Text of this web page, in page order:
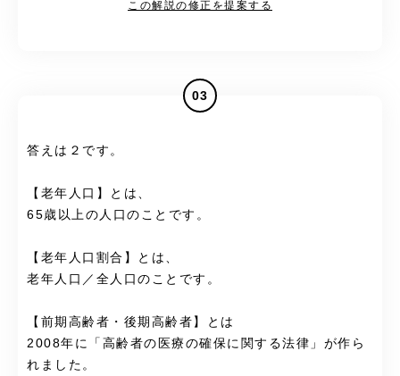
この解説の修正を提案する
03
答えは２です。
【老年人口】とは、
65歳以上の人口のことです。
【老年人口割合】とは、
老年人口／全人口のことです。
【前期高齢者・後期高齢者】とは
2008年に「高齢者の医療の確保に関する法律」が作ら
れました。